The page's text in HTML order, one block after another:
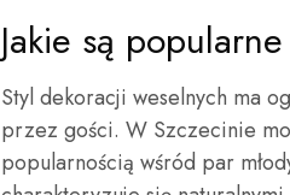
Jakie są
Styl dekoracji weselnych ma
przez gości. W Szczecinie
popularnością wśród par